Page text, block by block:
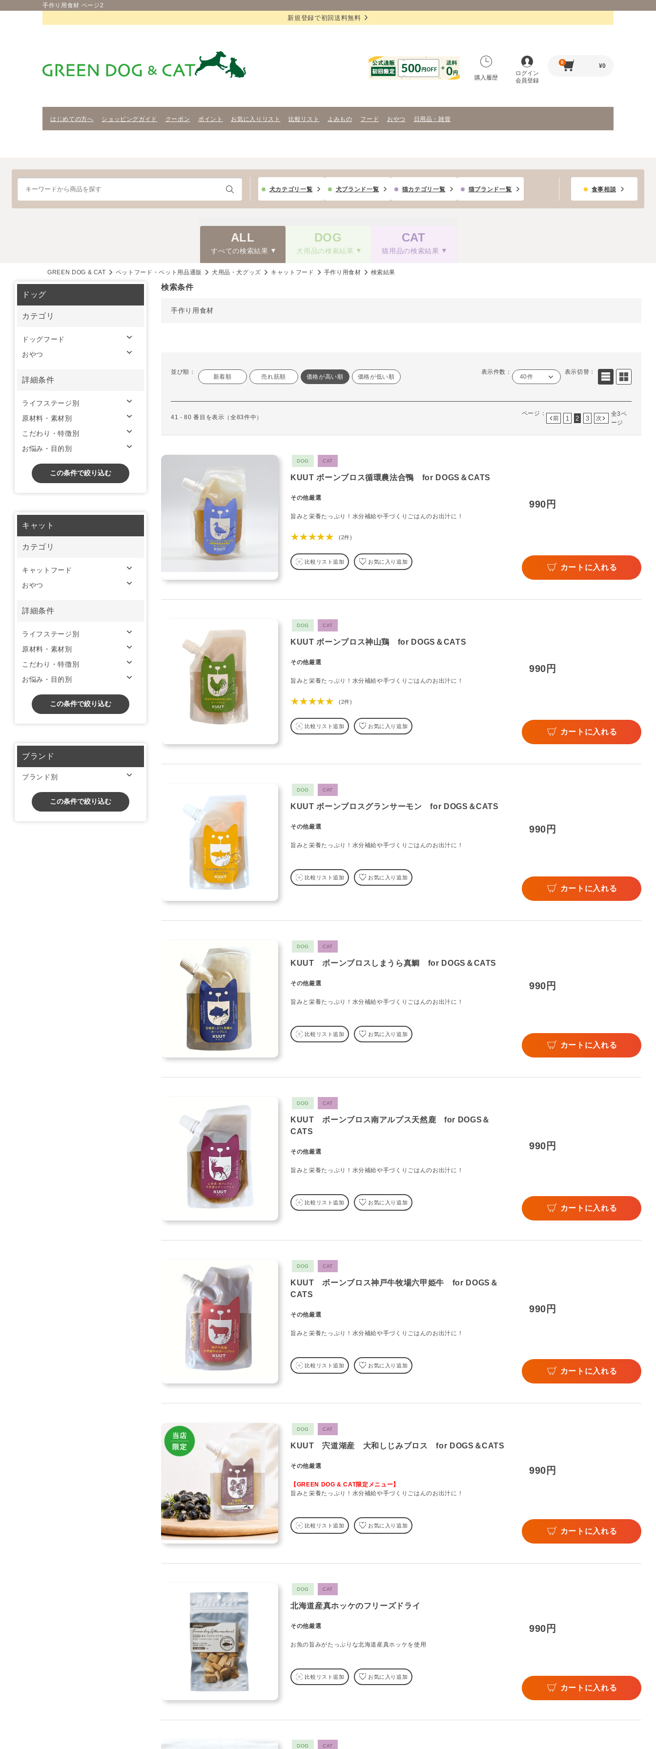
手作り用食材 ページ2
新規登録で初回送料無料
購入履歴
ログイン
会員登録
0
¥0
はじめての方へ ショッピングガイド クーポン ポイント お気に入りリスト 比較リスト よみもの フード おやつ 日用品・雑貨
犬カテゴリ一覧 犬ブランド一覧 猫カテゴリ一覧 猫ブランド一覧 食事相談
ALL
すべての検索結果
DOG
犬用品の検索結果
CAT
猫用品の検索結果
GREEN DOG & CAT ペットフード・ペット用品通販 犬用品・犬グッズ キャットフード 手作り用食材 検索結果
検索条件
手作り用食材
並び順：
新着順 売れ筋順 価格が高い順 価格が低い順
表示件数：
40件
表示切替：
41 - 80 番目を表示（全83件中）
ページ：
前 1 2 3 次
全3ペ
ージ
DOG CAT
KUUT ボーンブロス循環農法合鴨 for DOGS＆CATS
その他厳選
旨みと栄養たっぷり！水分補給や手づくりごはんのお出汁に！
★★★★★ (2件)
比較リスト追加 お気に入り追加
990円
カートに入れる
DOG CAT
KUUT ボーンブロス神山鶏 for DOGS＆CATS
その他厳選
旨みと栄養たっぷり！水分補給や手づくりごはんのお出汁に！
★★★★★ (2件)
比較リスト追加 お気に入り追加
990円
カートに入れる
DOG CAT
KUUT ボーンブロスグランサーモン for DOGS＆CATS
その他厳選
旨みと栄養たっぷり！水分補給や手づくりごはんのお出汁に！
比較リスト追加 お気に入り追加
990円
カートに入れる
DOG CAT
KUUT ボーンブロスしまうら真鯛 for DOGS＆CATS
その他厳選
旨みと栄養たっぷり！水分補給や手づくりごはんのお出汁に！
比較リスト追加 お気に入り追加
990円
カートに入れる
DOG CAT
KUUT ボーンブロス南アルプス天然鹿 for DOGS＆
CATS
その他厳選
旨みと栄養たっぷり！水分補給や手づくりごはんのお出汁に！
比較リスト追加 お気に入り追加
990円
カートに入れる
DOG CAT
KUUT ボーンブロス神戸牛牧場六甲姫牛 for DOGS＆
CATS
その他厳選
旨みと栄養たっぷり！水分補給や手づくりごはんのお出汁に！
比較リスト追加 お気に入り追加
990円
カートに入れる
DOG CAT
KUUT 宍道湖産 大和しじみブロス for DOGS＆CATS
その他厳選
【GREEN DOG & CAT限定メニュー】
旨みと栄養たっぷり！水分補給や手づくりごはんのお出汁に！
比較リスト追加 お気に入り追加
990円
カートに入れる
DOG CAT
北海道産真ホッケのフリーズドライ
その他厳選
お魚の旨みがたっぷりな北海道産真ホッケを使用
比較リスト追加 お気に入り追加
990円
カートに入れる
DOG CAT
ドッグ
カテゴリ
ドッグフード
おやつ
詳細条件
ライフステージ別
原材料・素材別
こだわり・特徴別
お悩み・目的別
この条件で絞り込む
キャット
カテゴリ
キャットフード
おやつ
詳細条件
ライフステージ別
原材料・素材別
こだわり・特徴別
お悩み・目的別
この条件で絞り込む
ブランド
ブランド別
この条件で絞り込む